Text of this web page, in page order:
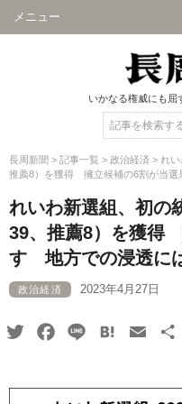
メニュー
いかなる権威にも屈
長周新聞 > 記事一覧 > 政治経済 > れ
推薦8）を獲得 擁立候補の6割が当
れいわ新選組、初の
39、推薦8）を獲得
す 地方での浸透に
政治経済 2023年4月27日
TwitterFacebook
Line HatenaEmail